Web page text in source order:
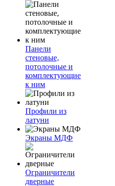
Панели
стеновые,
потолочные и
комплектующие
к ним
Профили из
латуни
Экраны МДФ
Ограничители
дверные